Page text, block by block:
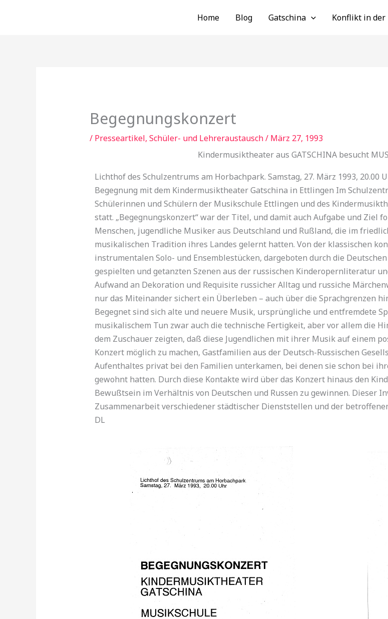
Home Blog Gatschina Konflikt in der
Begegnungskonzert
/ Presseartikel, Schüler- und Lehreraustausch/ März 27, 1993
Kindermusiktheater aus GATSCHINA besucht
Lichthof des Schulzentrums am Horbachpark. Samstag, 27. März 1993, 20.00
Begegnung mit dem Kindermusiktheater Gatschina in Ettlingen Im
Schülerinnen und Schülern der Musikschule Ettlingen und des
statt. „Begegnungskonzert“ war der Titel, und damit auch Aufgabe und Ziel
Menschen, jugendliche Musiker aus Deutsch­land und Rußland, die im
musikalischen Tradition ihres Landes gelernt hatten. Von der klassischen
instrumentalen Solo- und Ensemblestücken, dargeboten durch die
gespielten und getanzten Szenen aus der russischen Kinderopernliteratur
Aufwand an Dekoration und Requisite russicher Alltag und russiche
nur das Miteinander sichert ein Überleben – auch über die Sprachgrenzen
Begegnet sind sich alte und neuere Musik, ursprüngliche und entfremdete
mu­sikalischem Tun zwar auch die technische Fertigkeit, aber vor allem die
dem Zuschauer zeigten, daß diese Jugendlichen mit ihrer Musik auf einem
Konzert möglich zu machen, Gastfamilien aus der Deutsch-Russischen
Aufenthal­tes privat bei den Familien unterkamen, bei denen sie schon bei
gewohnt hatten. Durch diese Kontakte wird über das Konzert hinaus den
Bewußtsein im Verhältnis von Deut­schen und Russen zu gewinnen. Dieser
Zusammenarbeit verschiedener städti­scher Dienststellen und der
DL